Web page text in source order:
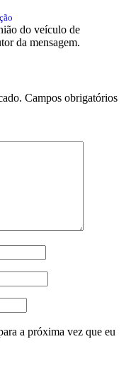
do veículo de
da mensagem.
Campos obrigatórios
a próxima vez que eu